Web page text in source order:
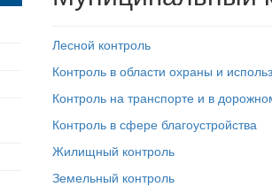
Лесной контроль
Контроль в области охраны и
Контроль на транспорте и в
Контроль в сфере благоустройства
Жилищный контроль
Земельный контроль